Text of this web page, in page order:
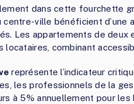
dans cette fourchette
centre-ville bénéficient d’une
Les appartements de
locataires, combinant
représente l’indicateur
les professionnels de la
à 5% annuellement pour